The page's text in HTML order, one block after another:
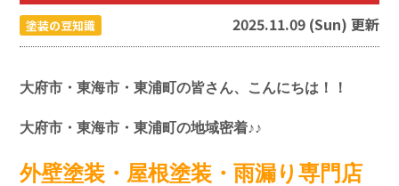
塗装の豆知識 2025.11.09 (Sun) 更新
大府市・東海市・東浦町の皆さん、こんにちは！！
大府市・東海市・東浦町の地域密着♪♪
外壁塗装・屋根塗装・雨漏り専門店